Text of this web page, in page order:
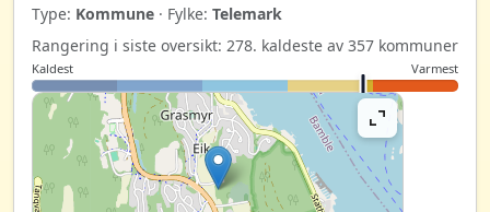
Type: Kommune · Fylke: Telemark
Rangering i siste oversikt: 278. kaldeste av 357 kommuner
Kaldest Varmest